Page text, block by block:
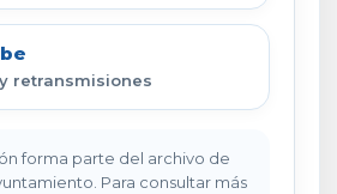
retransmisiones
forma parte del archivo de
Para consultar más